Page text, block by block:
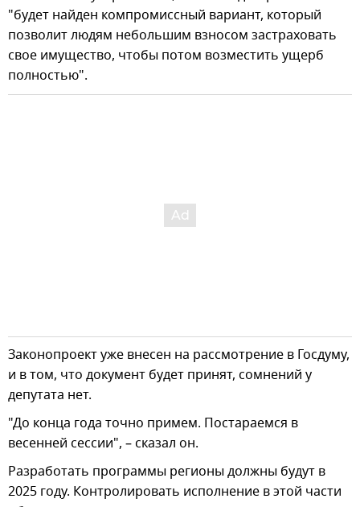
"будет найден компромиссный вариант, который
позволит людям небольшим взносом застраховать
свое имущество, чтобы потом возместить ущерб
полностью".
Законопроект уже внесен на рассмотрение в Госдуму,
и в том, что документ будет принят, сомнений у
депутата нет.
"До конца года точно примем. Постараемся в
весенней сессии", – сказал он.
Разработать программы регионы должны будут в
2025 году. Контролировать исполнение в этой части